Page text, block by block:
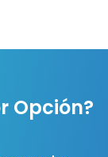
Opción?